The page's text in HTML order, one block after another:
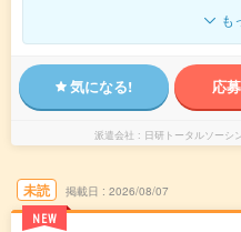
も
気になる! 応
派遣会社 日研トータルソー
未読
NEW
掲載日 2026/08/07